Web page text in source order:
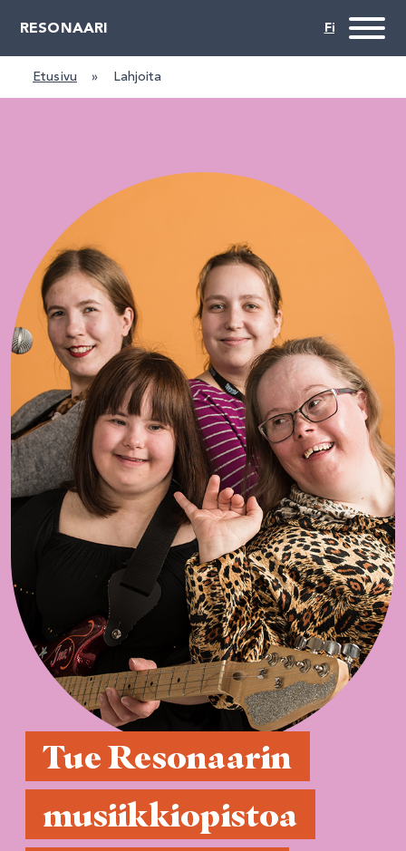
RESONAARI
Etusivu » Lahjoita
Tue Resonaarin
musiikkiopistoa